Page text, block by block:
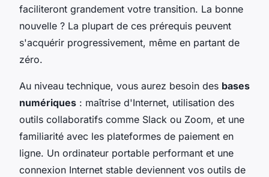
faciliteront grandement votre transition. La bonne
nouvelle ? La plupart de ces prérequis peuvent
s'acquérir progressivement, même en partant de
zéro.
Au niveau technique, vous aurez besoin des bases
numériques : maîtrise d'Internet, utilisation des
outils collaboratifs comme Slack ou Zoom, et une
familiarité avec les plateformes de paiement en
ligne. Un ordinateur portable performant et une
connexion Internet stable deviennent vos outils de